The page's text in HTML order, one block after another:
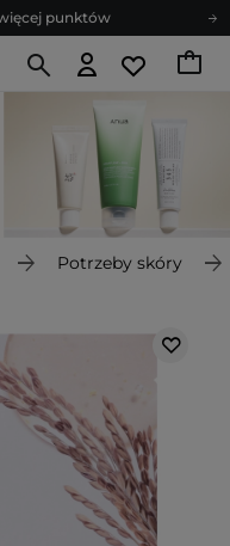
punktów
pełen porad
do 24h.
punktów
porad
Potrzeby skóry